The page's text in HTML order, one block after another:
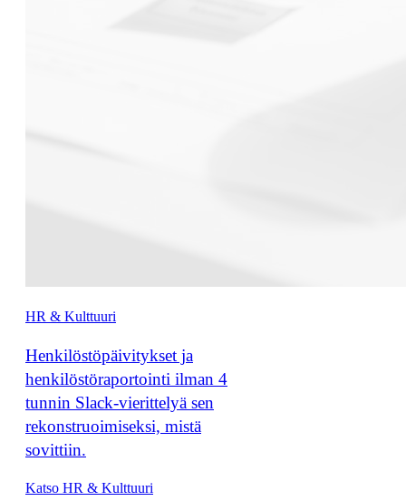
HR & Kulttuuri
Henkilöstöpäivitykset ja
henkilöstöraportointi ilman 4
tunnin Slack-vierittelyä sen
rekonstruoimiseksi, mistä
sovittiin.
Katso HR & Kulttuuri